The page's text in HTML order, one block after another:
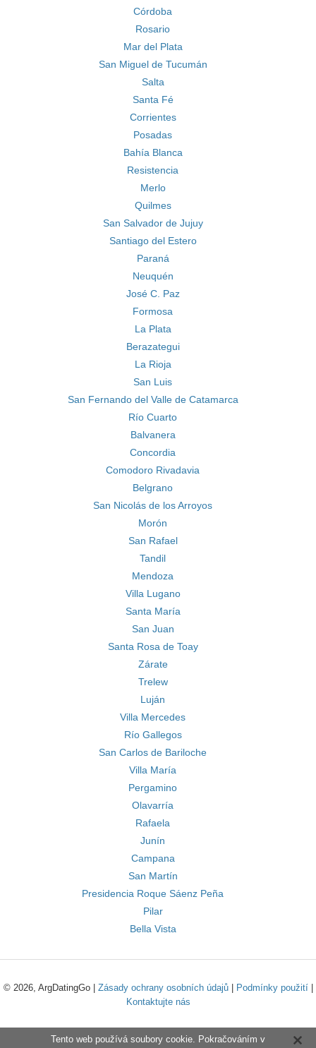
Córdoba
Rosario
Mar del Plata
San Miguel de Tucumán
Salta
Santa Fé
Corrientes
Posadas
Bahía Blanca
Resistencia
Merlo
Quilmes
San Salvador de Jujuy
Santiago del Estero
Paraná
Neuquén
José C. Paz
Formosa
La Plata
Berazategui
La Rioja
San Luis
San Fernando del Valle de Catamarca
Río Cuarto
Balvanera
Concordia
Comodoro Rivadavia
Belgrano
San Nicolás de los Arroyos
Morón
San Rafael
Tandil
Mendoza
Villa Lugano
Santa María
San Juan
Santa Rosa de Toay
Zárate
Trelew
Luján
Villa Mercedes
Río Gallegos
San Carlos de Bariloche
Villa María
Pergamino
Olavarría
Rafaela
Junín
Campana
San Martín
Presidencia Roque Sáenz Peña
Pilar
Bella Vista
© 2026, ArgDatingGo | Zásady ochrany osobních údajů| Podmínky použití|
Kontaktujte nás
Tento web používá soubory cookie. Pokračováním v